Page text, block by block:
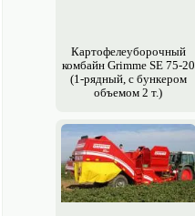
Картофеле­уборочный
комбайн Grimme SE 75-20
(1-рядный, с бункером
объемом 2 т.)